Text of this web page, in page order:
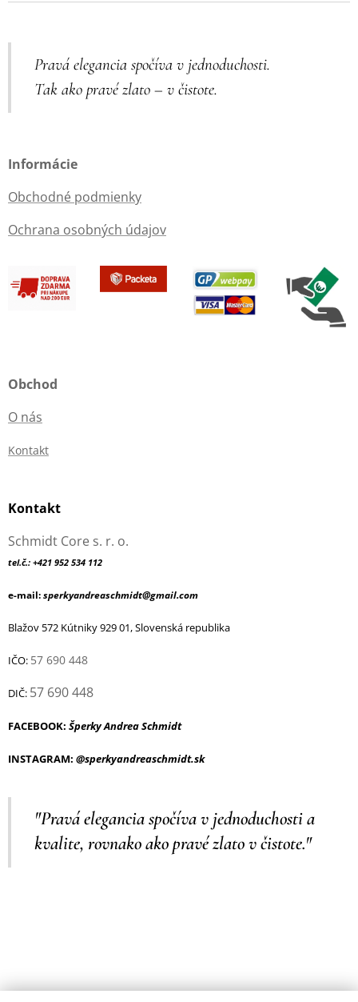
Pravá elegancia spočíva v jednoduchosti.
Tak ako pravé zlato – v čistote.
Informácie
Obchodné podmienky
Ochrana osobných údajov
Obchod
O nás
Kontakt
Kontakt
Schmidt Core s. r. o.
tel.č.: +421 952 534 112
e-mail: sperkyandreaschmidt@gmail.com
Blažov 572 Kútniky 929 01, Slovenská republika
IČO: 57 690 448
DIČ: 57 690 448
FACEBOOK: Šperky Andrea Schmidt
INSTAGRAM: @sperkyandreaschmidt.sk
"Pravá elegancia spočíva v jednoduchosti a
kvalite, rovnako ako pravé zlato v čistote."